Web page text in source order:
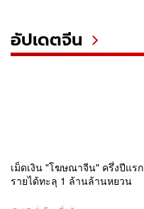
อัปเดตจีน
เม็ดเงิน "โฆษณาจีน" ครึ่งปีแรก
รายได้ทะลุ 1 ล้านล้านหยวน